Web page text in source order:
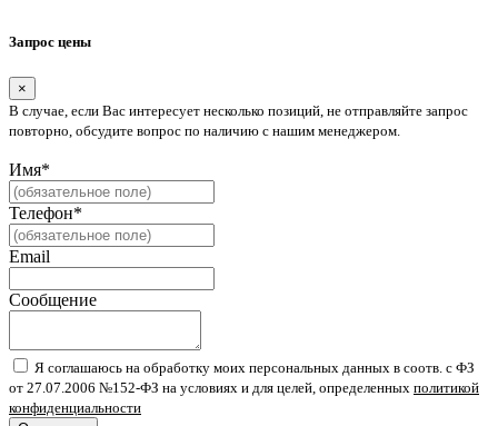
Запрос цены
×
В случае, если Вас интересует несколько позиций, не отправляйте запрос
повторно, обсудите вопрос по наличию с нашим менеджером.
Имя*
Телефон*
Email
Сообщение
Я соглашаюсь на обработку моих персональных данных в соотв. с ФЗ
от 27.07.2006 №152-ФЗ на условиях и для целей, определенных политикой
конфиденциальности